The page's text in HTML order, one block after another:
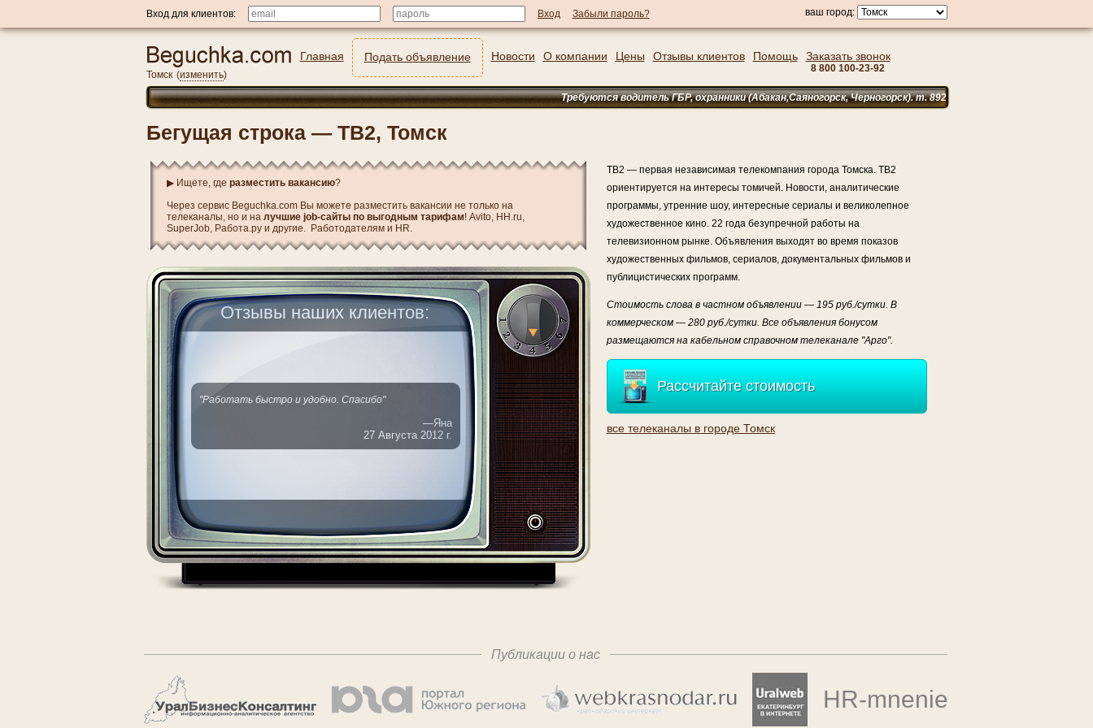
Вход для клиентов: Забыли пароль? ваш город:
Томск (изменить)
Главная Подать объявление Новости О компании Цены Отзывы клиентов Помощь Заказать звонок
8 800 100-23-92
Требуются водитель ГБР, охранники (Абакан,Саяногорск, Черногорск). т. 89233918224
Бегущая строка — ТВ2, Томск
▶ Ищете, где разместить вакансию?
Через сервис Beguchka.com Вы можете разместить вакансии не только на
телеканалы, но и на лучшие job-сайты по выгодным тарифам! Avito, HH.ru,
SuperJob, Работа.ру и другие. Работодателям и HR.
Отзывы наших клиентов:
"Работать быстро и удобно. Спасибо"
—Яна
27 Августа 2012 г.
ТВ2 — первая независимая телекомпания города Томска. ТВ2
ориентируется на интересы томичей. Новости, аналитические
программы, утренние шоу, интересные сериалы и великолепное
художественное кино. 22 года безупречной работы на
телевизионном рынке. Объявления выходят во время показов
художественных фильмов, сериалов, документальных фильмов и
публицистических программ.
Стоимость слова в частном объявлении — 195 руб./сутки. В
коммерческом — 280 руб./сутки. Все объявления бонусом
размещаются на кабельном справочном телеканале "Арго".
Расcчитайте стоимость
все телеканалы в городе Томск
Публикации о нас
HR-mnenie